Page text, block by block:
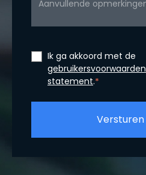
Ik ga akkoord met de
gebruikersvoorwaarden
statement.*